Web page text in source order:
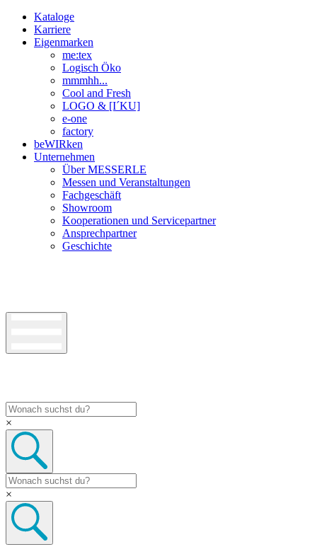
Kataloge
Karriere
Eigenmarken
me:tex
Logisch Öko
mmmhh...
Cool and Fresh
LOGO & [I´KU]
e-one
factory
beWIRken
Unternehmen
Über MESSERLE
Messen und Veranstaltungen
Fachgeschäft
Showroom
Kooperationen und Servicepartner
Ansprechpartner
Geschichte
×
×